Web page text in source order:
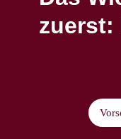
zuerst: